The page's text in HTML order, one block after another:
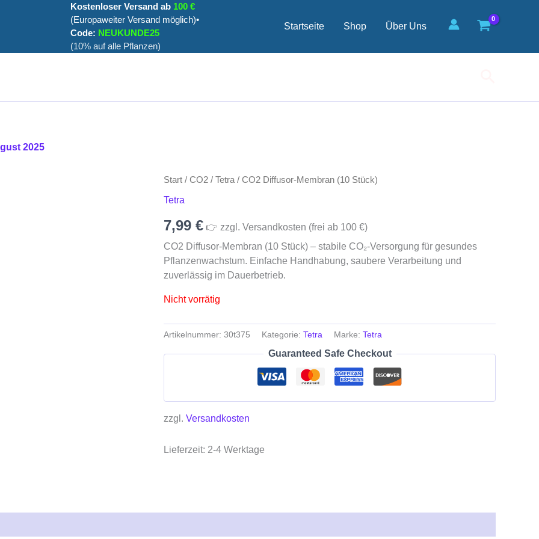
Kostenloser Versand ab 100 €
(Europaweiter Versand möglich)•
Code: NEUKUNDE25
(10% auf alle Pflanzen)
Startseite Shop Über Uns
2025
Start / CO2 / Tetra / CO2 Diffusor-Membran (10 Stück)
Tetra
7,99 € 👉 zzgl. Versandkosten (frei ab 100 €)
CO2 Diffusor-Membran (10 Stück) – stabile CO₂‑Versorgung für gesundes
Pflanzenwachstum. Einfache Handhabung, saubere Verarbeitung und
zuverlässig im Dauerbetrieb.
Nicht vorrätig
Artikelnummer: 30t375 Kategorie: Tetra Marke: Tetra
Guaranteed Safe Checkout
zzgl. Versandkosten
Lieferzeit: 2-4 Werktage